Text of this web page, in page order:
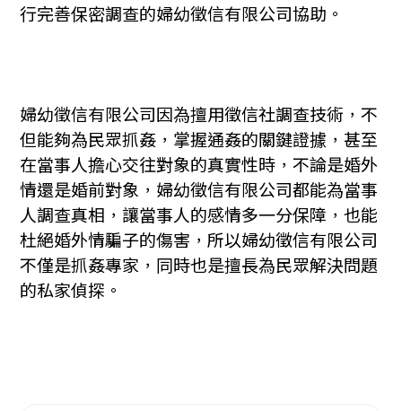
行完善保密調查的婦幼徵信有限公司協助。
婦幼徵信有限公司因為擅用徵信社調查技術，不
但能夠為民眾抓姦，掌握通姦的關鍵證據，甚至
在當事人擔心交往對象的真實性時，不論是婚外
情還是婚前對象，婦幼徵信有限公司都能為當事
人調查真相，讓當事人的感情多一分保障，也能
杜絕婚外情騙子的傷害，所以婦幼徵信有限公司
不僅是抓姦專家，同時也是擅長為民眾解決問題
的私家偵探。